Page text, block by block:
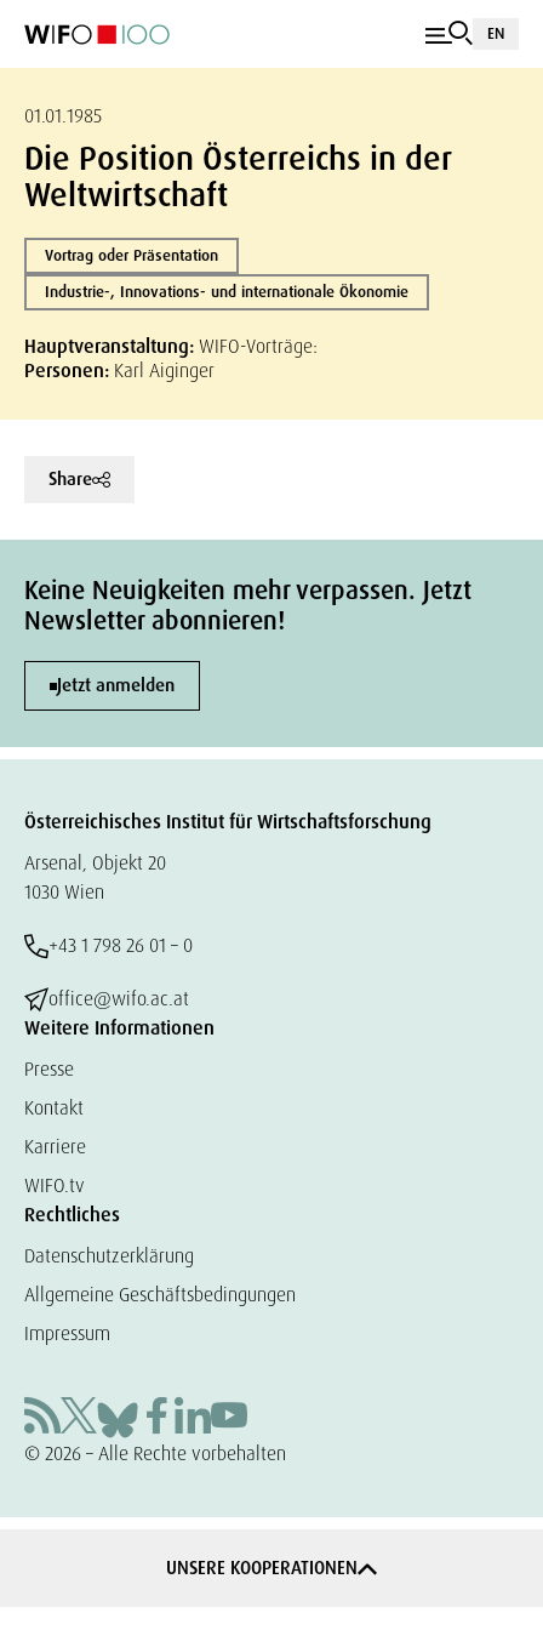
EN
01.01.1985
Die Position Österreichs in der
Weltwirtschaft
Vortrag oder Präsentation
Industrie-, Innovations- und internationale Ökonomie
Hauptveranstaltung:WIFO-Vorträge:
Personen: Karl Aiginger
Share
Keine Neuigkeiten mehr verpassen. Jetzt
Newsletter abonnieren!
Jetzt anmelden
Österreichisches Institut für Wirtschaftsforschung
Arsenal, Objekt 20
1030 Wien
+43 1 798 26 01 – 0
office@wifo.ac.at
Weitere Informationen
Presse
Kontakt
Karriere
WIFO.tv
Rechtliches
Datenschutzerklärung
Allgemeine Geschäftsbedingungen
Impressum
© 2026 – Alle Rechte vorbehalten
UNSERE KOOPERATIONEN